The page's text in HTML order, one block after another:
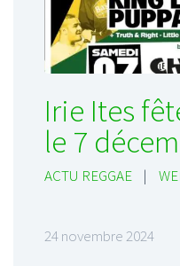
Irie Ites
le 7
ACTU REGGAE |
24 novembre 2024